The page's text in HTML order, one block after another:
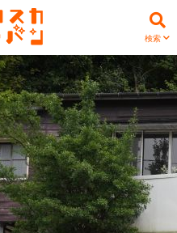
検索